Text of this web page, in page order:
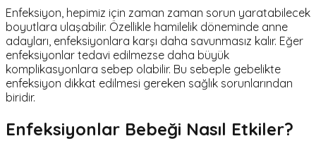
Enfeksiyon, hepimiz için zaman zaman sorun yaratabilecek
boyutlara ulaşabilir. Özellikle hamilelik döneminde anne
adayları, enfeksiyonlara karşı daha savunmasız kalır. Eğer
enfeksiyonlar tedavi edilmezse daha büyük
komplikasyonlara sebep olabilir. Bu sebeple gebelikte
enfeksiyon dikkat edilmesi gereken sağlık sorunlarından
biridir.
Enfeksiyonlar Bebeği Nasıl Etkiler?